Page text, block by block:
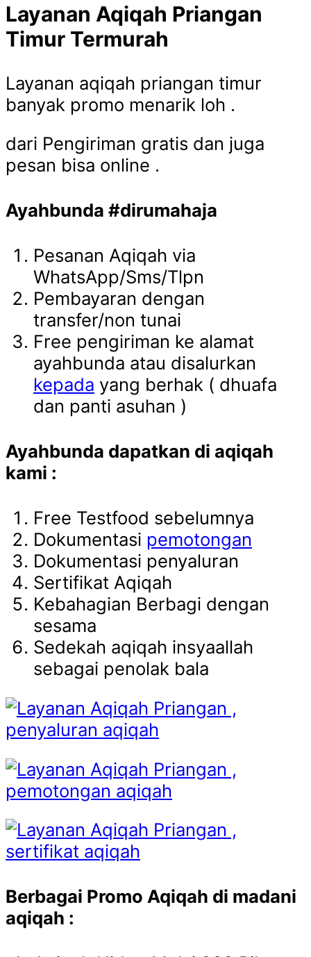
Layanan Aqiqah Priangan
Timur Termurah
Layanan aqiqah priangan timur
banyak promo menarik loh .
dari Pengiriman gratis dan juga
pesan bisa online .
Ayahbunda #dirumahaja
Pesanan Aqiqah via
WhatsApp/Sms/Tlpn
Pembayaran dengan
transfer/non tunai
Free pengiriman ke alamat
ayahbunda atau disalurkan
kepada yang berhak ( dhuafa
dan panti asuhan )
Ayahbunda dapatkan di aqiqah
kami :
Free Testfood sebelumnya
Dokumentasi pemotongan
Dokumentasi penyaluran
Sertifikat Aqiqah
Kebahagian Berbagi dengan
sesama
Sedekah aqiqah insyaallah
sebagai penolak bala
Berbagai Promo Aqiqah di madani
aqiqah :